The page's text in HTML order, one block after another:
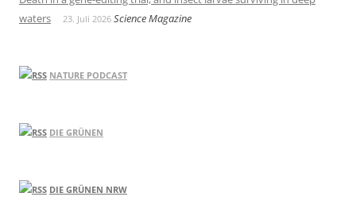
waters
23. Juli 2026 Science Magazine
NATURE PODCAST
DIE GRÜNEN
DIE GRÜNEN NRW